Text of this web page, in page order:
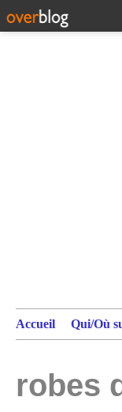
Accueil Qui/Où
robes